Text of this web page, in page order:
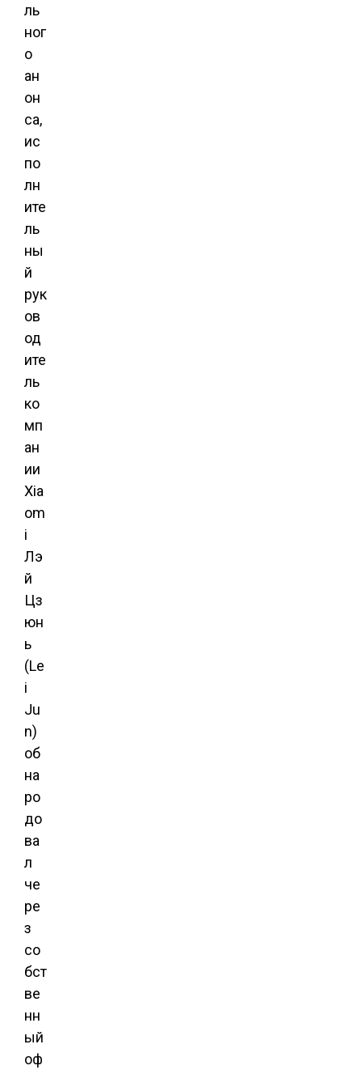
ль
ног
о
ан
он
са,
ис
по
лн
ите
ль
ны
й
рук
ов
од
ите
ль
ко
мп
ан
ии
Xia
om
i
Лэ
й
Цз
юн
ь
(Le
i
Ju
n)
об
на
ро
до
ва
л
че
ре
з
со
бст
ве
нн
ый
оф